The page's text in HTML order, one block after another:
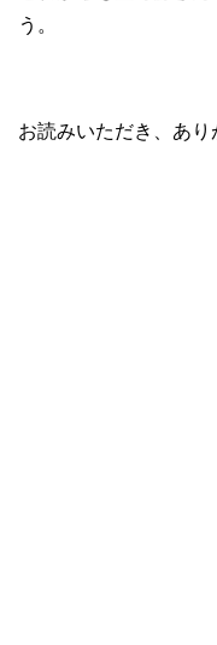
う。
お読みいただき、あり